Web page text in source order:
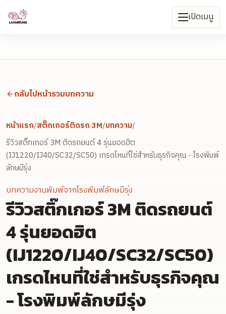
เปิดเมนู
กลับไปหน้ารวมบทความ
หน้าแรก/สติ๊กเกอร์ติดรถ 3M/บทความ/
รีวิวสติ๊กเกอร์ 3M ติดรถยนต์ 4 รุ่นยอดฮิต
(IJ1220/IJ40/SC32/SC50) เกรดไหนที่ใช่สำหรับธุรกิจคุณ - โรงพิมพ์
ลักษมีรุ่ง
บทความงานพิมพ์จากโรงพิมพ์ลักษมีรุ่ง
รีวิวสติ๊กเกอร์ 3M ติดรถยนต์
4 รุ่นยอดฮิต
(IJ1220/IJ40/SC32/SC50)
เกรดไหนที่ใช่สำหรับธุรกิจคุณ
- โรงพิมพ์ลักษมีรุ่ง